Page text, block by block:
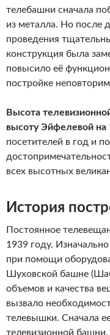
телебашни сначала
из металла. Но после
проведения
конструкция была
повысило её
постройке
Высота
высоту Эйфелевой на
посетителей в год и
всех высотных
История
Постоянное
1939 году.
при помощи
Шуховской башне
объемов и качества
вызвало
телевышки. Сначала
телевизионной башни,